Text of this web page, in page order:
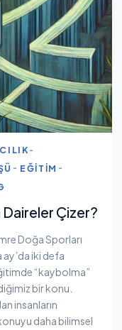
EĞITIM
Çizer?
Doğa Sporları
iki defa
“kaybolma”
bir konu.
insanların
daha bilimsel